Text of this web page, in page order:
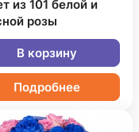
из 101 белой и
розы
В корзину
Подробнее